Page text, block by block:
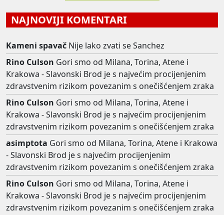
NAJNOVIJI KOMENTARI
Kameni spavač Nije lako zvati se Sanchez
Rino Culson Gori smo od Milana, Torina, Atene i
Krakowa - Slavonski Brod je s najvećim procijenjenim
zdravstvenim rizikom povezanim s onečišćenjem zraka
Rino Culson Gori smo od Milana, Torina, Atene i
Krakowa - Slavonski Brod je s najvećim procijenjenim
zdravstvenim rizikom povezanim s onečišćenjem zraka
asimptota Gori smo od Milana, Torina, Atene i Krakowa
- Slavonski Brod je s najvećim procijenjenim
zdravstvenim rizikom povezanim s onečišćenjem zraka
Rino Culson Gori smo od Milana, Torina, Atene i
Krakowa - Slavonski Brod je s najvećim procijenjenim
zdravstvenim rizikom povezanim s onečišćenjem zraka